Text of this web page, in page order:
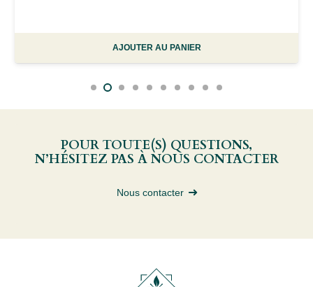
AJOUTER AU PANIER
POUR TOUTE(S) QUESTIONS,
N’HÉSITEZ PAS À NOUS CONTACTER
Nous contacter